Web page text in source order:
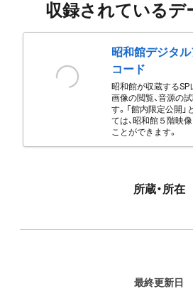
収録されているデ
昭和館デジタル
コード
昭和館が収蔵するSP
画像の閲覧、音源の
す。「館内限定公開
ては、昭和館５階映
ことができます。
所蔵・所在
最終更新日